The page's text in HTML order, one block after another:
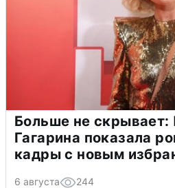
Больше не скрывает:
Гагарина показала
кадры с новым
6 августа 244